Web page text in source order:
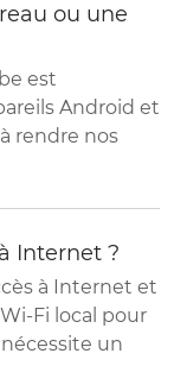
ou une
est
Android et
rendre nos
Internet ?
à Internet et
Fi local pour
un